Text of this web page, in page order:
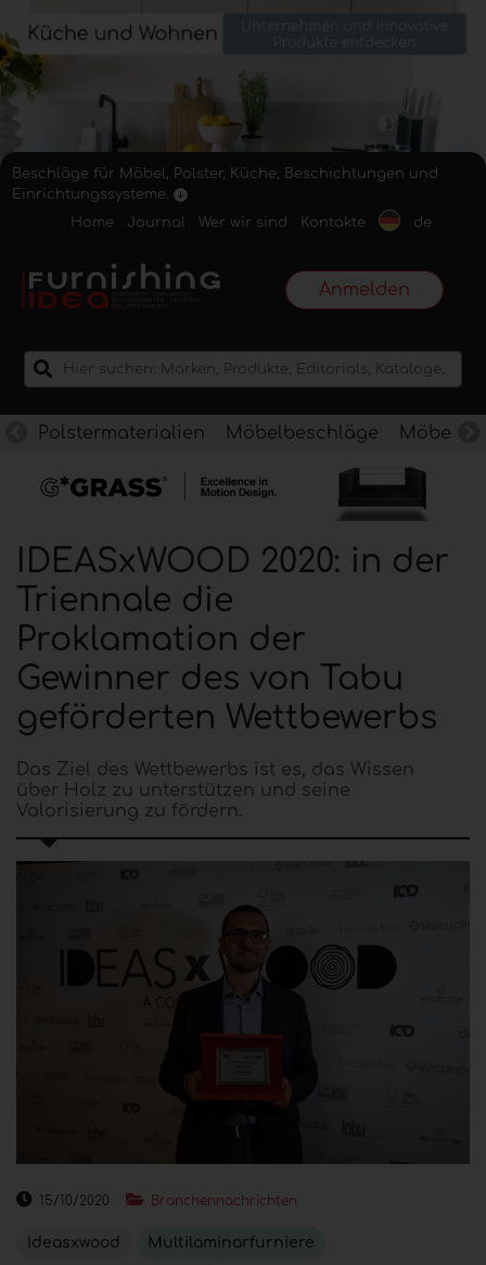
Beschläge für Möbel, Polster, Küche, Beschichtungen und
Einrichtungssysteme.
Home
Journal Wer wir sind Kontakte de
Anmelden
Polstermaterialien Möbelbeschläge
IDEASxWOOD 2020: in der
Triennale die
Proklamation der
Gewinner des von Tabu
geförderten Wettbewerbs
Das Ziel des Wettbewerbs ist es, das Wissen
über Holz zu unterstützen und seine
Valorisierung zu fördern.
15/10/2020 Branchennachrichten
Ideasxwood Multilaminarfurniere